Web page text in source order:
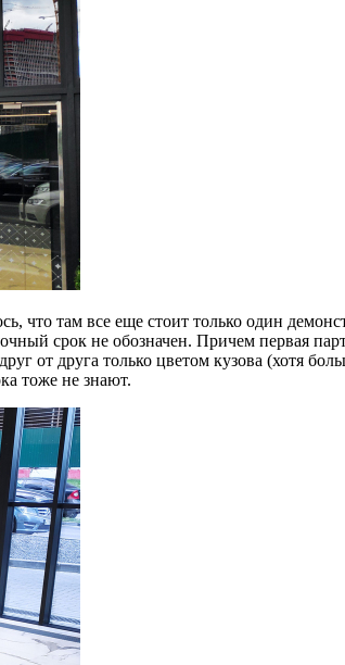
что там все еще стоит только один
срок не обозначен. Причем первая
от друга только цветом кузова (хотя
тоже не знают.